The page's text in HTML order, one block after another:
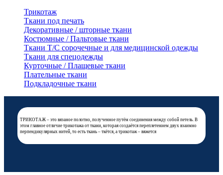
Трикотаж
Ткани под печать
Декоративные / шторные ткани
Костюмные / Пальтовые ткани
Ткани Т/С сорочечные и для медицинской одежды
Ткани для спецодежды
Курточные / Плащевые ткани
Плательные ткани
Подкладочные ткани
ТРИКОТАЖ – это вязаное полотно, полученное путём соединения между собой петель. В
этом главное отличие трикотажа от ткани, которая создаётся переплетением двух взаимно
перпендикулярных нитей, то есть ткань – ткётся, а трикотаж – вяжется